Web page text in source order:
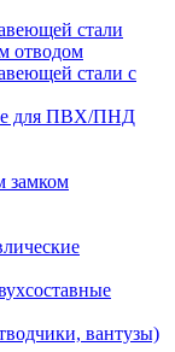
стали
отводом
стали с
для ПВХ/ПНД
замком
вантузы)